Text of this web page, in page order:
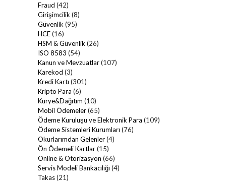
Fraud (42)
Girişimcilik (8)
Güvenlik (95)
HCE(16)
HSM & Güvenlik (26)
ISO 8583 (54)
Kanun ve Mevzuatlar(107)
Karekod (3)
Kredi Kartı (301)
Kripto Para (6)
Kurye&Dağıtım (10)
Mobil Ödemeler(65)
Ödeme Kuruluşu ve Elektronik Para (109)
Ödeme Sistemleri Kurumları (76)
Okurlarımdan Gelenler(4)
Ön Ödemeli Kartlar(15)
Online & Otorizasyon (66)
Servis Modeli Bankacılığı (4)
Takas(21)